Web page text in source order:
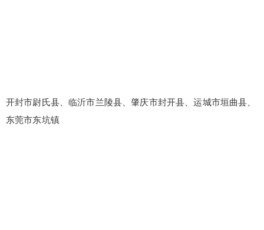
开封市尉氏县、临沂市兰陵县、肇庆市封开县、运城市垣曲县、
东莞市东坑镇